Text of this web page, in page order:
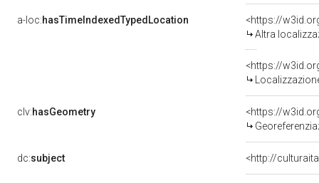
a-loc:hasTimeIndexedTypedLocation
<https://
Altra
<https://
clv:hasGeometry
<https://
dc:subject <http://